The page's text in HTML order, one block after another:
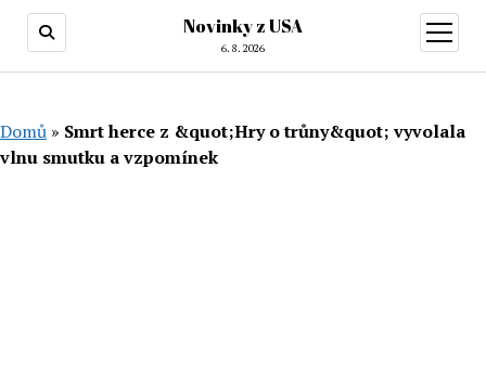
Novinky z USA
6. 8. 2026
otevřít
menu
Domů » Smrt herce z &quot;Hry o trůny&quot; vyvolala
vlnu smutku a vzpomínek